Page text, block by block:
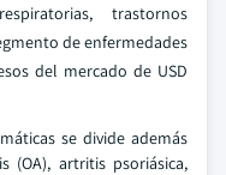
trastornos
de enfermedades
del mercado de USD
se divide además
(OA), artritis psoriásica,